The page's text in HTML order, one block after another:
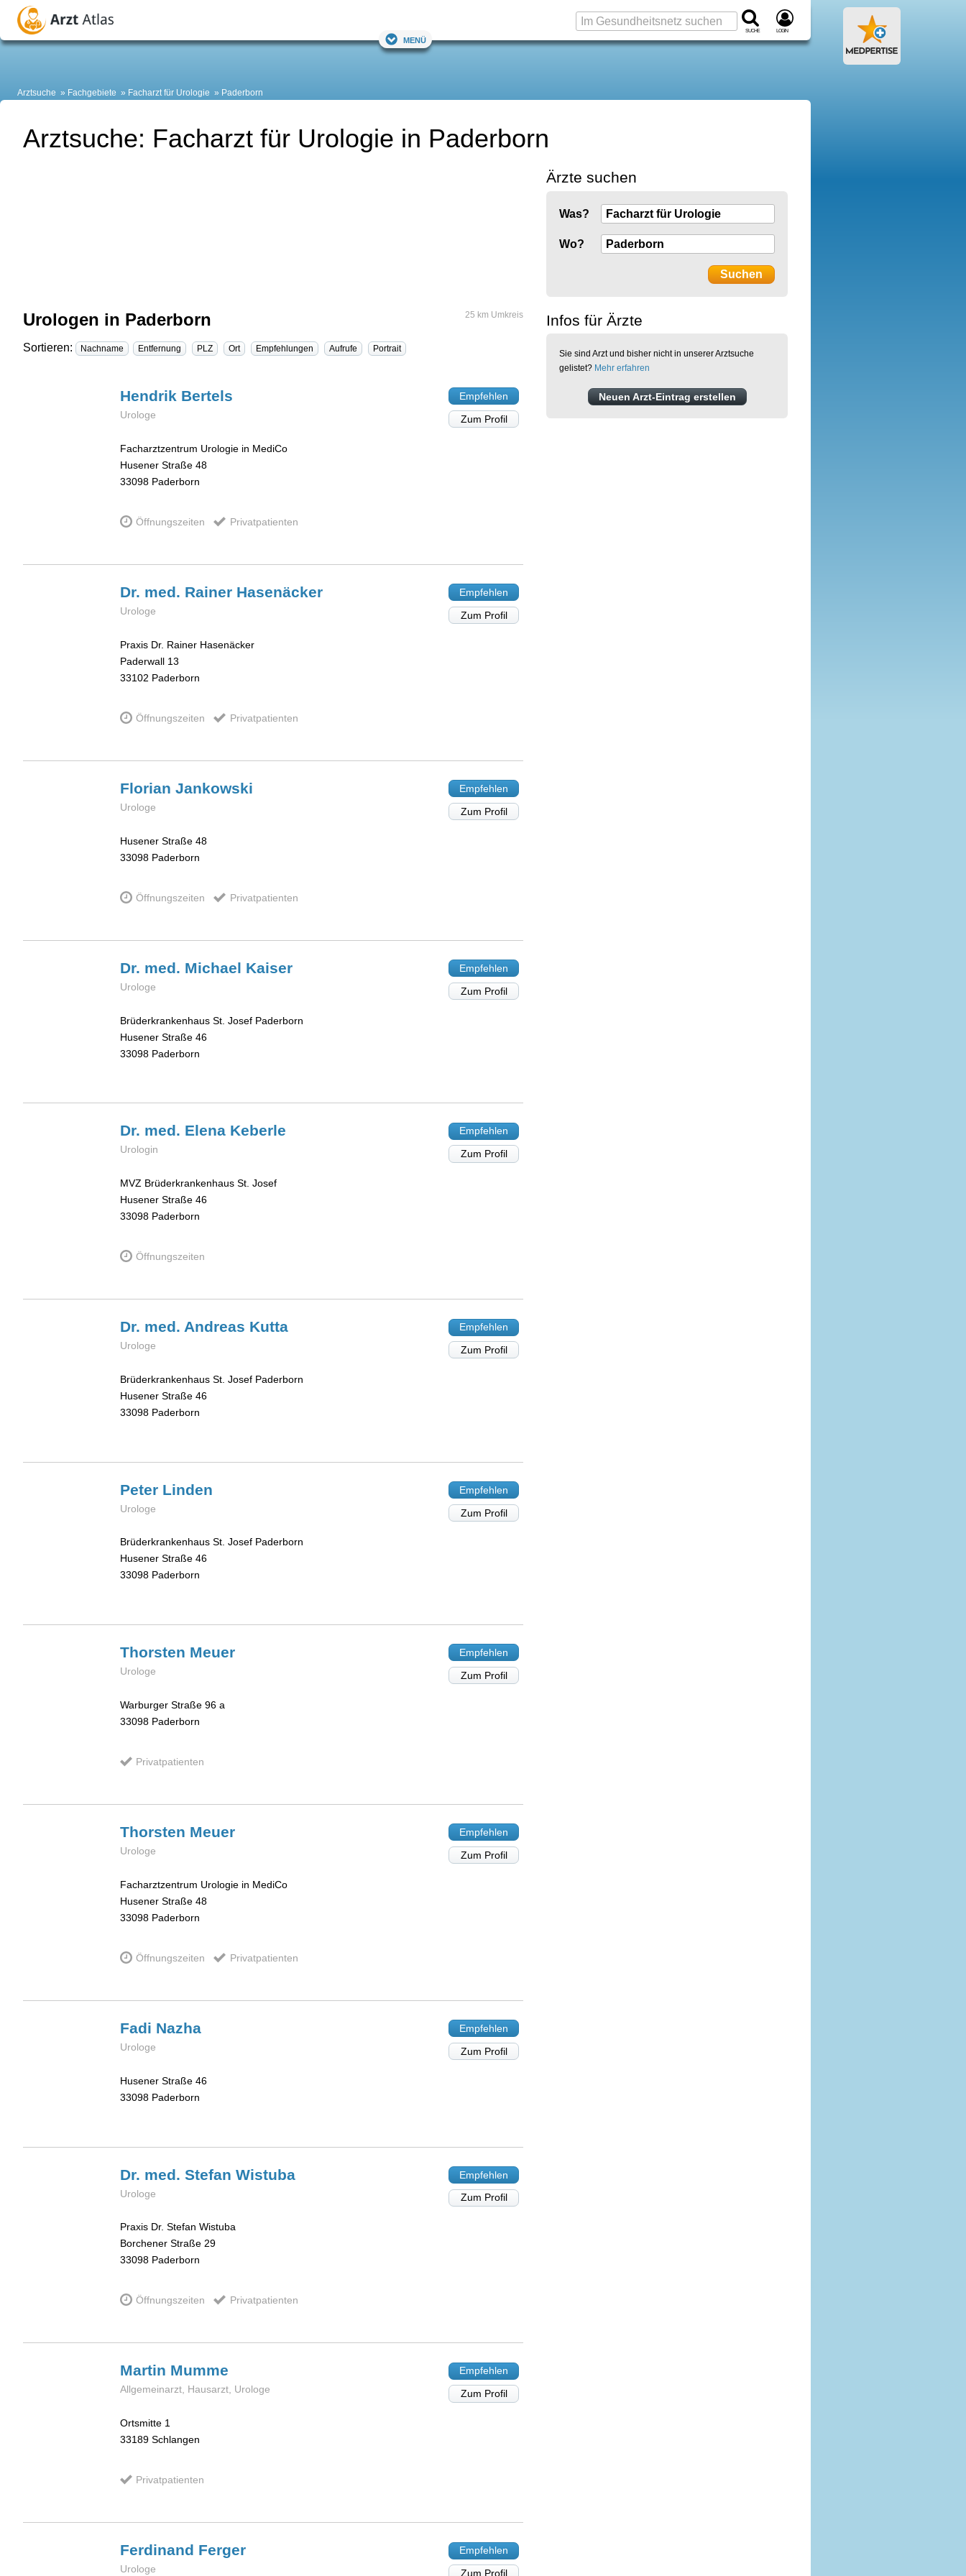
Suche Login
Menü
Arztsuche Fachgebiete Facharzt für Urologie Paderborn
Arztsuche: Facharzt für Urologie in Paderborn
Urologen in Paderborn 25 km Umkreis
Sortieren: Nachname Entfernung PLZ Ort Empfehlungen Aufrufe Portrait
Hendrik Bertels
Urologe
Facharztzentrum Urologie in MediCo
Husener Straße 48
33098 Paderborn
Öffnungszeiten Privatpatienten
Empfehlen
Zum Profil
Dr. med. Rainer Hasenäcker
Urologe
Praxis Dr. Rainer Hasenäcker
Paderwall 13
33102 Paderborn
Öffnungszeiten Privatpatienten
Empfehlen
Zum Profil
Florian Jankowski
Urologe
Husener Straße 48
33098 Paderborn
Öffnungszeiten Privatpatienten
Empfehlen
Zum Profil
Dr. med. Michael Kaiser
Urologe
Brüderkrankenhaus St. Josef Paderborn
Husener Straße 46
33098 Paderborn
Empfehlen
Zum Profil
Dr. med. Elena Keberle
Urologin
MVZ Brüderkrankenhaus St. Josef
Husener Straße 46
33098 Paderborn
Öffnungszeiten
Empfehlen
Zum Profil
Dr. med. Andreas Kutta
Urologe
Brüderkrankenhaus St. Josef Paderborn
Husener Straße 46
33098 Paderborn
Empfehlen
Zum Profil
Peter Linden
Urologe
Brüderkrankenhaus St. Josef Paderborn
Husener Straße 46
33098 Paderborn
Empfehlen
Zum Profil
Thorsten Meuer
Urologe
Warburger Straße 96 a
33098 Paderborn
Privatpatienten
Empfehlen
Zum Profil
Thorsten Meuer
Urologe
Facharztzentrum Urologie in MediCo
Husener Straße 48
33098 Paderborn
Öffnungszeiten Privatpatienten
Empfehlen
Zum Profil
Fadi Nazha
Urologe
Husener Straße 46
33098 Paderborn
Empfehlen
Zum Profil
Dr. med. Stefan Wistuba
Urologe
Praxis Dr. Stefan Wistuba
Borchener Straße 29
33098 Paderborn
Öffnungszeiten Privatpatienten
Empfehlen
Zum Profil
Martin Mumme
Allgemeinarzt, Hausarzt, Urologe
Ortsmitte 1
33189 Schlangen
Privatpatienten
Empfehlen
Zum Profil
Ferdinand Ferger
Urologe
Empfehlen
Zum Profil
Ärzte suchen
Was?
Wo?
Infos für Ärzte
Sie sind Arzt und bisher nicht in unserer Arztsuche
gelistet? Mehr erfahren
Neuen Arzt-Eintrag erstellen